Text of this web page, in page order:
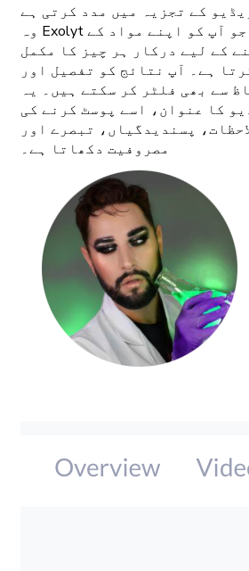
کے تجزیہ میں مدد کرتی ہے
وہ Exolyt کا ویڈیو ٹیبل ہے جو آپ کو اپنے مواد کے
کے لیے درکار ہر چیز کا مکمل
ہے۔ آپ نتائج کو تفصیل اور
سے بھی فلٹر کر سکتے ہیں۔ یہ
کا عنوان، اسے پوسٹ کرنے کی
پسندیدگیاں، تبصرے اور
مصروفیت دکھاتا ہے۔